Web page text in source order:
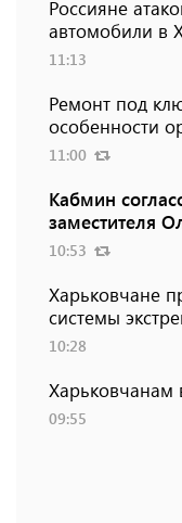
Россияне
автомобили в
11:13
Ремонт под
особенности
11:00
Кабмин
заместителя
10:53
Харьковчане
системы
10:28
Харьковчанам
09:55